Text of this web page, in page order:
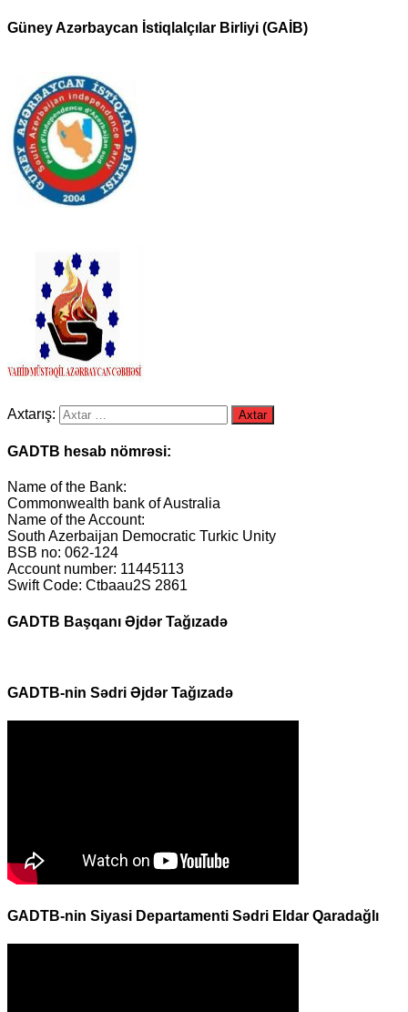
Güney Azərbaycan İstiqlalçılar Birliyi (GAİB)
Axtarış:
GADTB hesab nömrəsi:
Name of the Bank:
Commonwealth bank of Australia
Name of the Account:
South Azerbaijan Democratic Turkic Unity
BSB no: 062-124
Account number: 11445113
Swift Code: Ctbaau2S 2861
GADTB Başqanı Əjdər Tağızadə
GADTB-nin Sədri Əjdər Tağızadə
GADTB-nin Siyasi Departamenti Sədri Eldar Qaradağlı